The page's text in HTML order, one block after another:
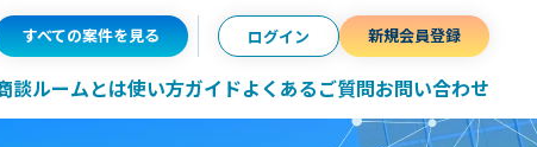
すべての案件を見る ログイン 新規会員登録
談ルームとは使い方ガイドよくあるご質問 お問い合わせ